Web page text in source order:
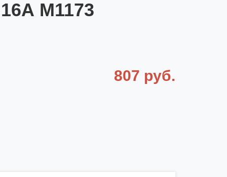
M1173
807 руб.